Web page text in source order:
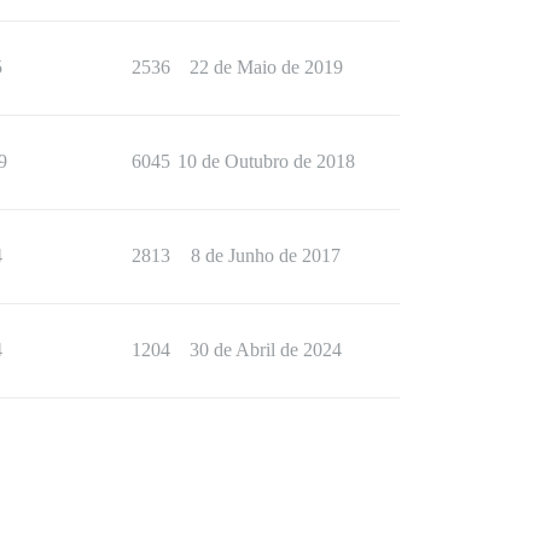
2536 22 de Maio de 2019
6045 10 de Outubro de 2018
2813 8 de Junho de 2017
1204 30 de Abril de 2024